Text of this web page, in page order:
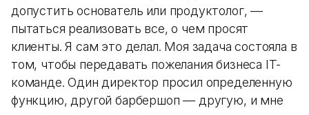
допустить основатель или продуктолог, —
пытаться реализовать все, о чем просят
клиенты. Я сам это делал. Моя задача состояла в
том, чтобы передавать пожелания бизнеса IT-
команде. Один директор просил определенную
функцию, другой барбершоп — другую, и мне